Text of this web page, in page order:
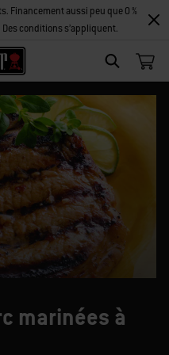
SEARCH
Financement aussi peu que 0 %
conditions s’appliquent.
marinées à